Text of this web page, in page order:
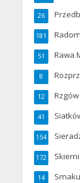
26
181
Rawa
51
8
Rzgów
12
41
154
172
14